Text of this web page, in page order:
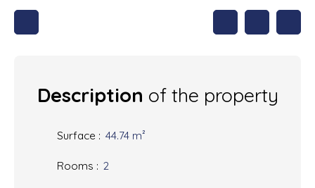
Description of the property
Surface : 44.74 m²
Rooms : 2